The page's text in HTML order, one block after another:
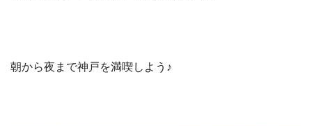
朝から夜まで神戸を満喫しよう♪